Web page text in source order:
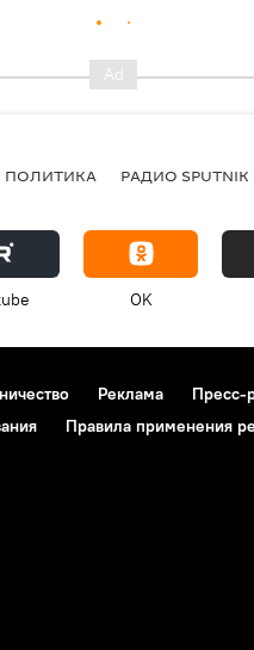
ПОЛИТИКА РАДИО
OK
Реклама Пресс-
Правила применения